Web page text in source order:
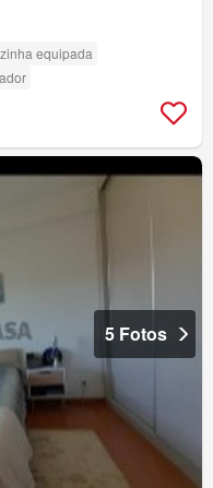
equipada
5 Fotos